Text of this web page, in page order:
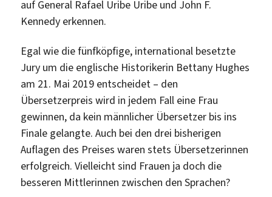
auf General Rafael Uribe Uribe und John F.
Kennedy erkennen.
Egal wie die fünfköpfige, international besetzte
Jury um die englische Historikerin Bettany Hughes
am 21. Mai 2019 entscheidet – den
Übersetzerpreis wird in jedem Fall eine Frau
gewinnen, da kein männlicher Übersetzer bis ins
Finale gelangte. Auch bei den drei bisherigen
Auflagen des Preises waren stets Übersetzerinnen
erfolgreich. Vielleicht sind Frauen ja doch die
besseren Mittlerinnen zwischen den Sprachen?